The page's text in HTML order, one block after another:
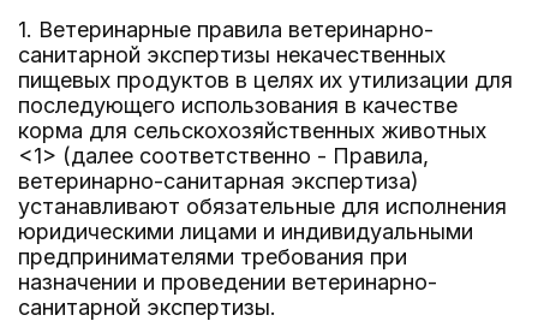
1. Ветеринарные правила ветеринарно-
санитарной экспертизы некачественных
пищевых продуктов в целях их утилизации для
последующего использования в качестве
корма для сельскохозяйственных животных
<1> (далее соответственно - Правила,
ветеринарно-санитарная экспертиза)
устанавливают обязательные для исполнения
юридическими лицами и индивидуальными
предпринимателями требования при
назначении и проведении ветеринарно-
санитарной экспертизы.